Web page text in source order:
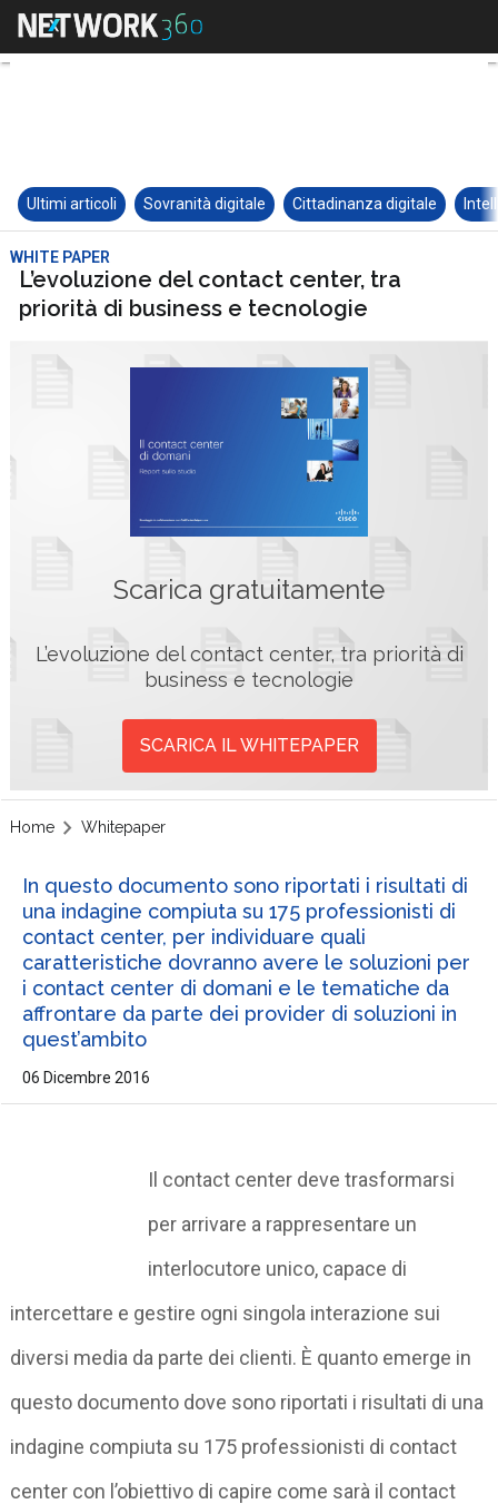
Ultimi articoli Sovranità digitale Cittadinanza digitale
WHITE PAPER
L’evoluzione del contact center, tra
priorità di business e tecnologie
Scarica gratuitamente
L’evoluzione del contact center, tra priorità di
business e tecnologie
SCARICA IL WHITEPAPER
Home Whitepaper
In questo documento sono riportati i risultati di
una indagine compiuta su 175 professionisti di
contact center, per individuare quali
caratteristiche dovranno avere le soluzioni per
i contact center di domani e le tematiche da
affrontare da parte dei provider di soluzioni in
quest’ambito
06 Dicembre 2016
Il contact center deve trasformarsi
per arrivare a rappresentare un
interlocutore unico, capace di
intercettare e gestire ogni singola interazione sui
diversi media da parte dei clienti. È quanto emerge in
questo documento dove sono riportati i risultati di una
indagine compiuta su 175 professionisti di contact
center con l’obiettivo di capire come sarà il contact